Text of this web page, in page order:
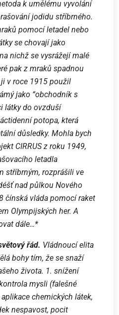
k umělému vyvolání
jodidu stříbrného.
pomocí letadel nebo
se chovají jako
nichž se vysrážejí malé
pak z mraků spadnou
v roce 1915 použil
jako “obchodník s
látky do ovzduší
potopa, která
důsledky. Mohla bych
CIRRUS z roku 1949,
letadla
stříbrným, rozprášili ve
nad půlkou Nového
čínská vláda pomocí raket
Olympijských her. A
dále…*
řád. Vládnoucí elita
bohy tím, že se snaží
života. 1. snížení
mysli (falešné
chemických látek,
nespavost, pocit